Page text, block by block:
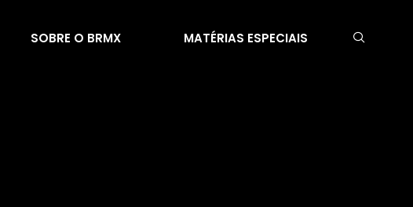
SOBRE O BRMX MATÉRIAS ESPECIAIS